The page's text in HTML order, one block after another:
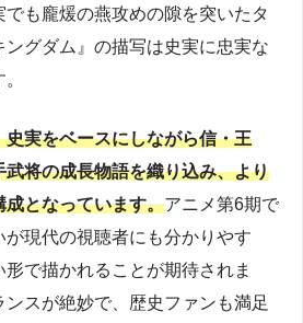
も龐煖の燕攻めの隙を突いたタ
グダム』の描写は史実に忠実な
実をベースにしながら信・王
将の成長物語を織り込み、より
成となっています。アニメ第6期で
現代の視聴者にも分かりやす
形で描かれることが期待されま
スが絶妙で、歴史ファンも満足